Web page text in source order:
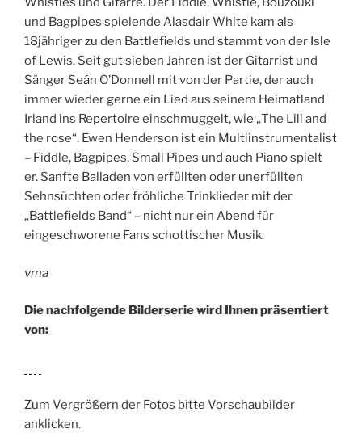
und Bagpipes spielende Alasdair White kam als
18jähriger zu den Battlefields und stammt von der Isle
of Lewis. Seit gut sieben Jahren ist der Gitarrist und
Sänger Seán O’Donnell mit von der Partie, der auch
immer wieder gerne ein Lied aus seinem Heimatland
Irland ins Repertoire einschmuggelt, wie „The Lili and
the rose“. Ewen Henderson ist ein Multiinstrumentalist
– Fiddle, Bagpipes, Small Pipes und auch Piano spielt
er. Sanfte Balladen von erfüllten oder unerfüllten
Sehnsüchten oder fröhliche Trinklieder mit der
„Battlefields Band“ – nicht nur ein Abend für
eingeschworene Fans schottischer Musik.
vma
Die nachfolgende Bilderserie wird Ihnen präsentiert
von:
Zum Vergrößern der Fotos bitte Vorschaubilder
anklicken.